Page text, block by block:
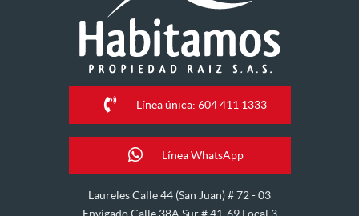
Línea única: 604 411 1333
Línea WhatsApp
Laureles Calle 44 (San Juan) # 72 - 03